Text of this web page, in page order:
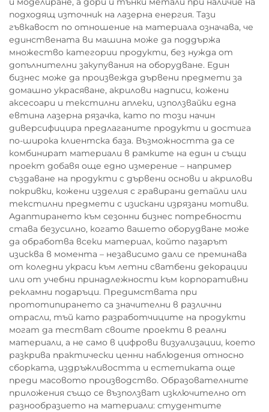
подходящ източник на лазерна енергия. Тази
гъвкавост по отношение на материала означава, че
единствената ви машина може да поддържа
множество категории продукти, без нужда от
допълнителни закупувания на оборудване. Един
бизнес може да произвежда дървени предмети за
домашно украсяване, акрилови надписи, кожени
аксесоари и текстилни аплеки, използвайки една
евтина лазерна рязачка, като по този начин
диверсифицира предлаганите продукти и достига
по-широка клиентска база. Възможността да се
комбинират материали в рамките на един и същи
проект добавя още едно измерение – например
създаване на продукти с дървени основи и акрилови
покривки, кожени изделия с гравирани детайли или
текстилни предмети с изискани изрязани мотиви.
Адаптирането към сезонни бизнес потребности
става безусилно, когато вашето оборудване може
да обработва всеки материал, който пазарът
изисква в момента – независимо дали се преминава
от коледни украси към летни сватбени декорации
или от учебни принадлежности към корпоративни
рекламни подаръци. Предимствата при
прототипирането са значителни в различни
отрасли, тъй като разработчиците на продукти
могат да тестват своите проекти в реални
материали, а не само в цифрови визуализации, което
разкрива практически ценни наблюдения относно
сборката, издръжливостта и естетиката още
преди масовото производство. Образователните
приложения също се възползват изключително от
разнообразието на материали: студентите